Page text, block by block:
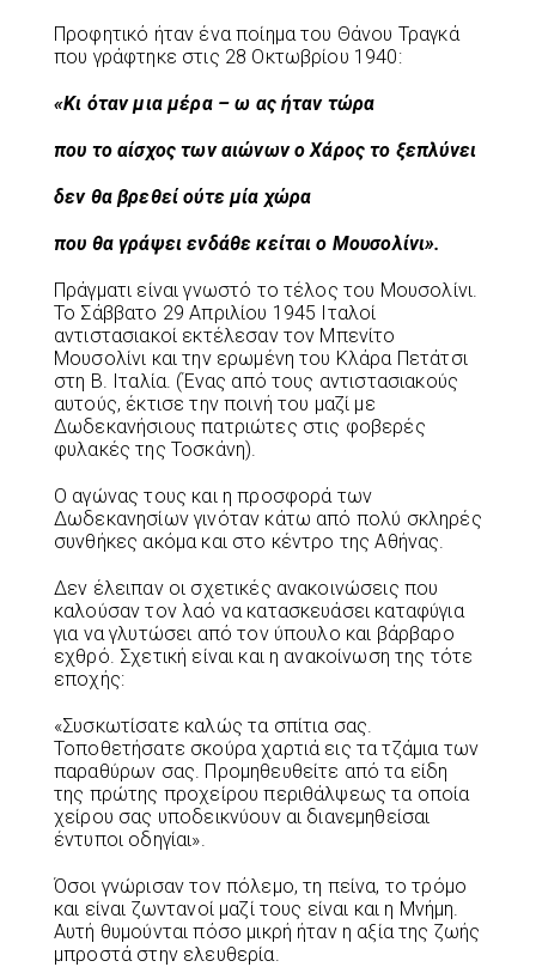
Προφητικό ήταν ένα ποίημα του Θάνου Τραγκά
που γράφτηκε στις 28 Οκτωβρίου 1940:
«Κι όταν μια μέρα – ω ας ήταν τώρα
που το αίσχος των αιώνων ο Χάρος το ξεπλύνει
δεν θα βρεθεί ούτε μία χώρα
που θα γράψει ενδάθε κείται ο Μουσολίνι».
Πράγματι είναι γνωστό το τέλος του Μουσολίνι.
Το Σάββατο 29 Απριλίου 1945 Ιταλοί
αντιστασιακοί εκτέλεσαν τον Μπενίτο
Μουσολίνι και την ερωμένη του Κλάρα Πετάτσι
στη Β. Ιταλία. (Ένας από τους αντιστασιακούς
αυτούς, έκτισε την ποινή του μαζί με
Δωδεκανήσιους πατριώτες στις φοβερές
φυλακές της Τοσκάνη).
Ο αγώνας τους και η προσφορά των
Δωδεκανησίων γινόταν κάτω από πολύ σκληρές
συνθήκες ακόμα και στο κέντρο της Αθήνας.
Δεν έλειπαν οι σχετικές ανακοινώσεις που
καλούσαν τον λαό να κατασκευάσει καταφύγια
για να γλυτώσει από τον ύπουλο και βάρβαρο
εχθρό. Σχετική είναι και η ανακοίνωση της τότε
εποχής:
«Συσκωτίσατε καλώς τα σπίτια σας.
Τοποθετήσατε σκούρα χαρτιά εις τα τζάμια των
παραθύρων σας. Προμηθευθείτε από τα είδη
της πρώτης προχείρου περιθάλψεως τα οποία
χείρου σας υποδεικνύουν αι διανεμηθείσαι
έντυποι οδηγίαι».
Όσοι γνώρισαν τον πόλεμο, τη πείνα, το τρόμο
και είναι ζωντανοί μαζί τους είναι και η Μνήμη.
Αυτή θυμούνται πόσο μικρή ήταν η αξία της ζωής
μπροστά στην ελευθερία.